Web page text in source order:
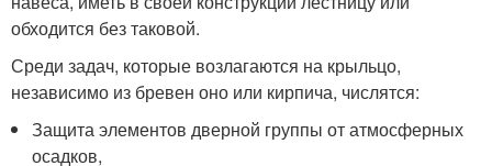
обходится без таковой.
Среди задач, которые возлагаются на крыльцо,
независимо из бревен оно или кирпича, числятся:
Защита элементов дверной группы от атмосферных
осадков,